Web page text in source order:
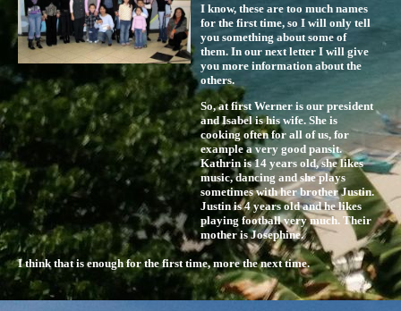
I know, these are too much names
for the first time, so I will only tell
you something about some of
them. In our next letter I will give
you more information about the
others.
So, at first Werner is our president
and Isabel is his wife. She is
cooking often for all of us, for
example a very good pansit.
Kathrin is 14 years old, she likes
music, dancing and she plays
sometimes with her brother Justin.
Justin is 4 years old and he likes
playing football very much. Their
mother is Josephine.
I think that is enough for the first time, more the next time.